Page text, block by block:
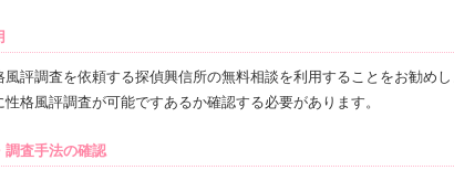
評調査を依頼する探偵興信所の無料相談を利用することをお勧め
格風評調査が可能ですあるか確認する必要があります。
調査手法の確認